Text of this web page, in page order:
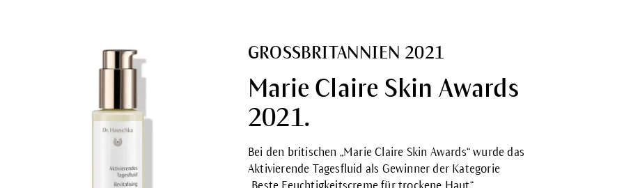
GROSSBRITANNIEN 2021
Marie Claire Skin Awards
2021.
Bei den britischen „Marie Claire Skin Awards“ wurde das
Aktivierende Tagesfluid als Gewinner der Kategorie